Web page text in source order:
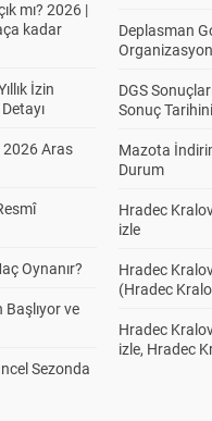
mı? 2026 |
kadar
İzin
2026 Aras
Oynanır?
ve
Sezonda
Deplasman
DGS
Sonuç
Mazota
Durum
Hradec
izle
Hradec
(Hradec
Hradec
izle, Hradec